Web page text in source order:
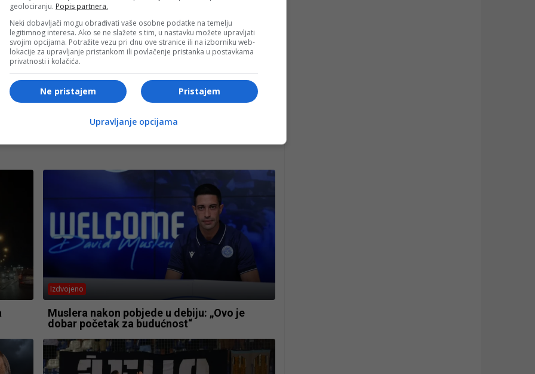
a prema ranijim najavama jedna od tema trebala
i Hercegovini.
Christian Schmidt ostati na funkciji do izbora njegovog
- OGLAS -
Izdvojeno
Muslera nakon pobjede u debiju: „Ovo je
dobar početak za budućnost“
geolociranju. Popis partnera.
Neki dobavljači mogu obrađivati vaše osobne podatke na temelju
legitimnog interesa. Ako se ne slažete s tim, u nastavku možete upravljati
svojim opcijama. Potražite vezu pri dnu ove stranice ili na izborniku web-
lokacije za upravljanje pristankom ili povlačenje pristanka u postavkama
privatnosti i kolačića.
Pristajem
Ne pristajem
Upravljanje opcijama